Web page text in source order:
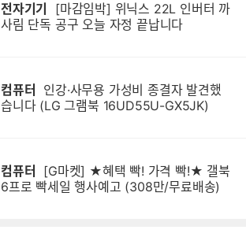
전자기기
사림 단독 공구 오늘 자정 끝납니다
컴퓨터
습니다 (LG 그램북 16UD55U-GX5JK)
컴퓨터
6프로 빡세일 행사예고 (308만/무료배송)